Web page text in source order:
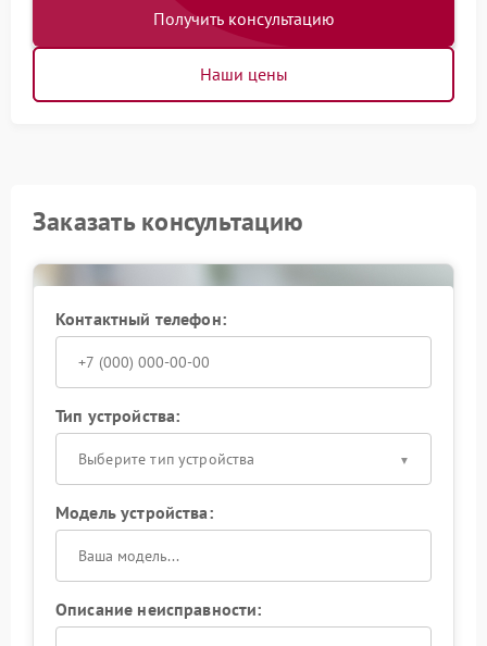
Получить консультацию
Наши цены
Заказать консультацию
Контактный телефон:
Тип устройства:
Выберите тип устройства
Модель устройства:
Описание неисправности: